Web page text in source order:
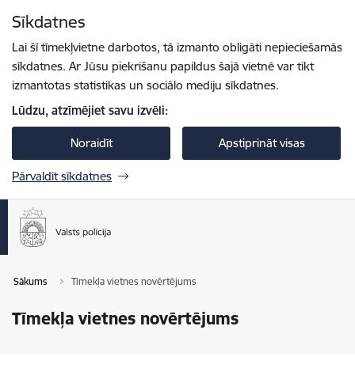
Sīkdatnes
Lai šī tīmekļvietne darbotos, tā izmanto obligāti nepieciešamās
sīkdatnes. Ar Jūsu piekrišanu papildus šajā vietnē var tikt
izmantotas statistikas un sociālo mediju sīkdatnes.
Lūdzu, atzīmējiet savu izvēli:
Noraidīt Apstiprināt visas
Pārvaldīt sīkdatnes
Sākums Tīmekļa vietnes novērtējums
Tīmekļa vietnes novērtējums